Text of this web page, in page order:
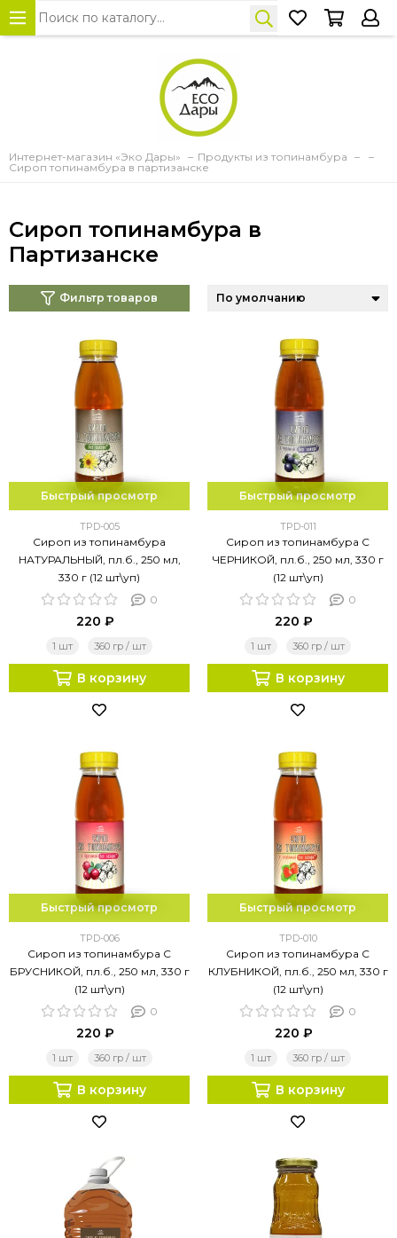
Интернет-магазин «Эко Дары»
Продукты из топинамбура
Сироп топинамбура в партизанске
Сироп топинамбура в
Партизанске
Фильтр товаров
Быстрый просмотр
TPD-005
Сироп из топинамбура
НАТУРАЛЬНЫЙ, пл.б., 250 мл,
330 г (12 шт\уп)
0
220 ₽
1 шт 360 гр / шт
В корзину
Быстрый просмотр
TPD-011
Сироп из топинамбура С
ЧЕРНИКОЙ, пл.б., 250 мл, 330 г
(12 шт\уп)
0
220 ₽
1 шт 360 гр / шт
В корзину
Быстрый просмотр
TPD-006
Сироп из топинамбура С
БРУСНИКОЙ, пл.б., 250 мл, 330 г
(12 шт\уп)
0
220 ₽
1 шт 360 гр / шт
В корзину
Быстрый просмотр
TPD-010
Сироп из топинамбура С
КЛУБНИКОЙ, пл.б., 250 мл, 330 г
(12 шт\уп)
0
220 ₽
1 шт 360 гр / шт
В корзину